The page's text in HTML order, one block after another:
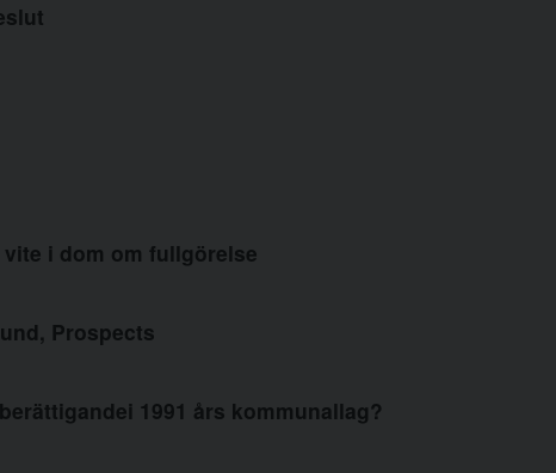
i dom om fullgörelse
Prospects
1991 års kommunallag?